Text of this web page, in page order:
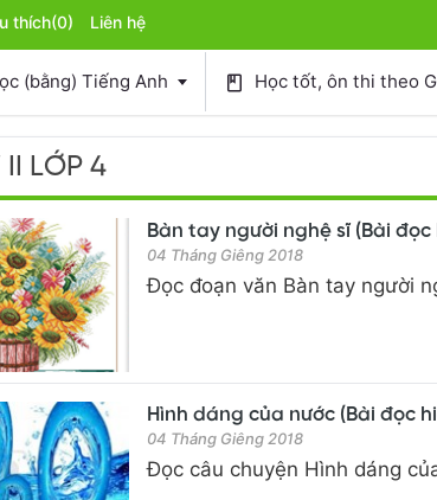
thích(0) Liên hệ
(bằng) Tiếng Anh book Học tốt, ôn thi theo
II LỚP 4
Bàn tay người nghệ sĩ (Bài
04 Tháng Giêng 2018
Đọc đoạn văn Bàn tay người
Hình dáng của nước (Bài đọc
04 Tháng Giêng 2018
Đọc câu chuyện Hình dáng